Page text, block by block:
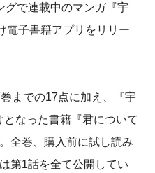
グで連載中のマンガ『宇
電子書籍アプリをリリー
までの17点に加え、『宇
なった書籍『君について
全巻、購入前に試し読み
第1話を全て公開してい